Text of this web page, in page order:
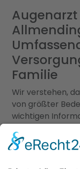
Familie
Wir verstehen,
von größter
wichtigen
in Allmendingen